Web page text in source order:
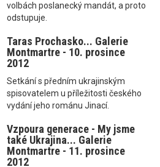
volbách poslanecký mandát, a proto
odstupuje.
Taras Prochasko... Galerie
Montmartre - 10. prosince
2012
Setkání s předním ukrajinským
spisovatelem u příležitosti českého
vydání jeho románu Jinací.
Vzpoura generace - My jsme
také Ukrajina... Galerie
Montmartre - 11. prosince
2012